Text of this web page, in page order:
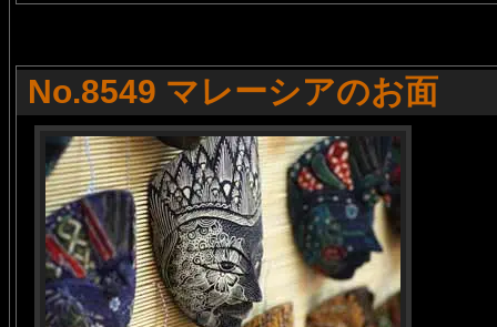
No.8549 マレーシアのお面